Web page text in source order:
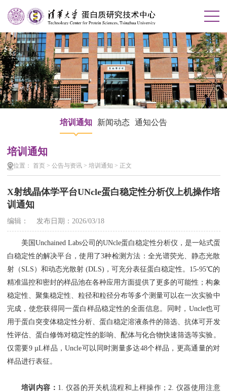
培训通知 新闻动态 通知公告
培训通知
位置： 首页> 公告与资讯> 培训通知 > 正文
X射线晶体学平台UNcle蛋白稳定性分析仪上机操作培
训通知
编辑： 发布日期：2026/03/18
美国Unchained Labs公司的UNcle蛋白稳定性分析仪，是一站式蛋
白稳定性的解决平台，使用了3种检测方法：全光谱荧光、静态光散
射（SLS）和动态光散射 (DLS)，可充分表征蛋白稳定性。15-95℃的
精准温控和密封的样品池在各种应用方面提供了更多的可能性；构象
稳定性、聚集稳定性、粒径和粒径分布等多个测量可以在一次实验中
完成，使您获得同一蛋白样品稳定性的全面信息。同时，Uncle也可
用于蛋白突变体稳定性分析、蛋白稳定溶液条件的筛选、抗体可开发
性评估、蛋白修饰对稳定性的影响、配体与化合物快速筛选等实验。
仅需要9 µL样品，Uncle可以同时测量多达48个样品，更高通量的对
样品进行表征。
培训内容： 1. 仪器的开关机流程和上样操作；2. 仪器使用注意